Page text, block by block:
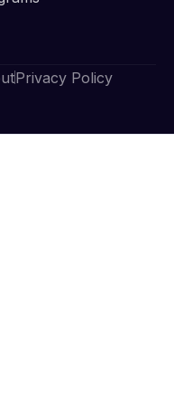
Privacy Policy